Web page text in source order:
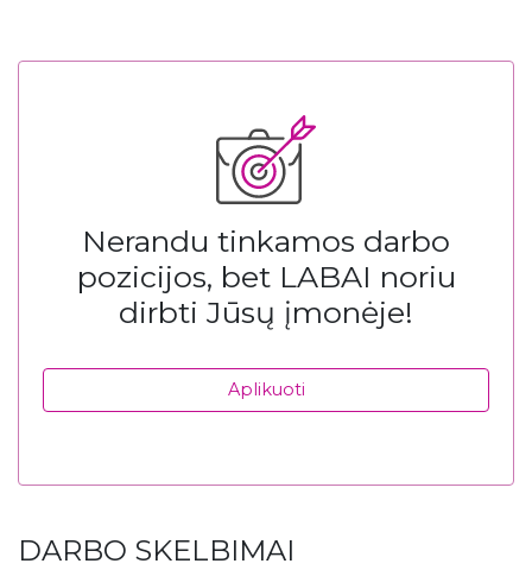
Nerandu tinkamos darbo
pozicijos, bet LABAI noriu
dirbti Jūsų įmonėje!
Aplikuoti
DARBO SKELBIMAI